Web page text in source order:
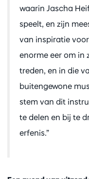
waarin Jascha
speelt, en zijn
van inspiratie
enorme eer om in
treden, en in die
buitengewone
stem van dit
te delen en bij te
erfenis.”